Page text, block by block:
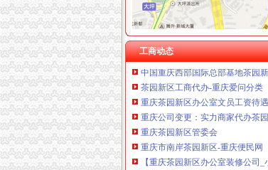
工商动态
重庆市南岸茶园新区-重庆便民网
茶园融创住宅+现在洋房办卡办卡
中国银行股份有限公司重庆茶园
中国重庆西部国际总部基地茶园
茶园新区工商代办-重庆爱问分类
重庆茶园新区办公室文员工资待遇
重庆公司变更：实力商家代办茶
重庆茶园新区管委会
重庆市南岸茶园新区-重庆便民网
【重庆茶园新区办公室装修公司_
【58同城】茶园新区办公室设计